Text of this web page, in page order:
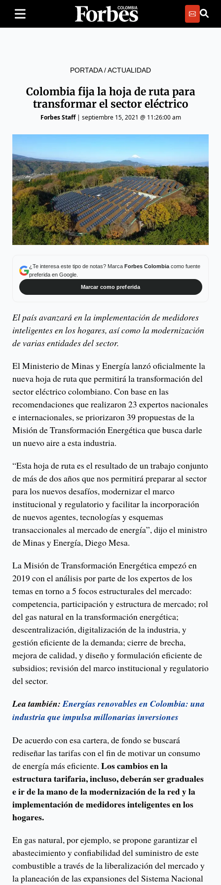
PORTADA/ACTUALIDAD
Colombia fija la hoja de ruta para
transformar el sector eléctrico
Forbes Staff| septiembre 15, 2021 @ 11:26:00 am
¿Te interesa este tipo de notas? Marca Forbes Colombiacomo fuente
preferida en Google.
Marcar como preferida
El país avanzará en la implementación de medidores
inteligentes en los hogares, así como la modernización
de varias entidades del sector.
El Ministerio de Minas y Energía lanzó oficialmente la
nueva hoja de ruta que permitirá la transformación del
sector eléctrico colombiano. Con base en las
recomendaciones que realizaron 23 expertos nacionales
e internacionales, se priorizaron 39 propuestas de la
Misión de Transformación Energética que busca darle
un nuevo aire a esta industria.
“Esta hoja de ruta es el resultado de un trabajo conjunto
de más de dos años que nos permitirá preparar al sector
para los nuevos desafíos, modernizar el marco
institucional y regulatorio y facilitar la incorporación
de nuevos agentes, tecnologías y esquemas
transaccionales al mercado de energía”, dijo el ministro
de Minas y Energía, Diego Mesa.
La Misión de Transformación Energética empezó en
2019 con el análisis por parte de los expertos de los
temas en torno a 5 focos estructurales del mercado:
competencia, participación y estructura de mercado; rol
del gas natural en la transformación energética;
descentralización, digitalización de la industria, y
gestión eficiente de la demanda; cierre de brecha,
mejora de calidad, y diseño y formulación eficiente de
subsidios; revisión del marco institucional y regulatorio
del sector.
Lea también:Energías renovables en Colombia: una
industria que impulsa millonarias inversiones
De acuerdo con esa cartera, de fondo se buscará
rediseñar las tarifas con el fin de motivar un consumo
de energía más eficiente. Los cambios en la
estructura tarifaria, incluso, deberán ser graduales
e ir de la mano de la modernización de la red y la
implementación de medidores inteligentes en los
hogares.
En gas natural, por ejemplo, se propone garantizar el
abastecimiento y confiabilidad del suministro de este
combustible a través de la liberalización del mercado y
la planeación de las expansiones del Sistema Nacional